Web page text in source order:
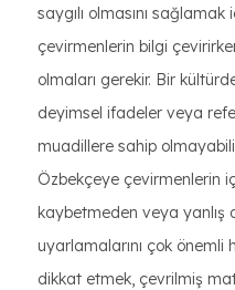
saygılı olmasını
çevirmenlerin bilgi
olmaları gerekir. Bir
deyimsel ifadeler veya
muadillere sahip
Özbekçeye çevirmenlerin
kaybetmeden veya
uyarlamalarını çok önemli
dikkat etmek, çevrilmiş